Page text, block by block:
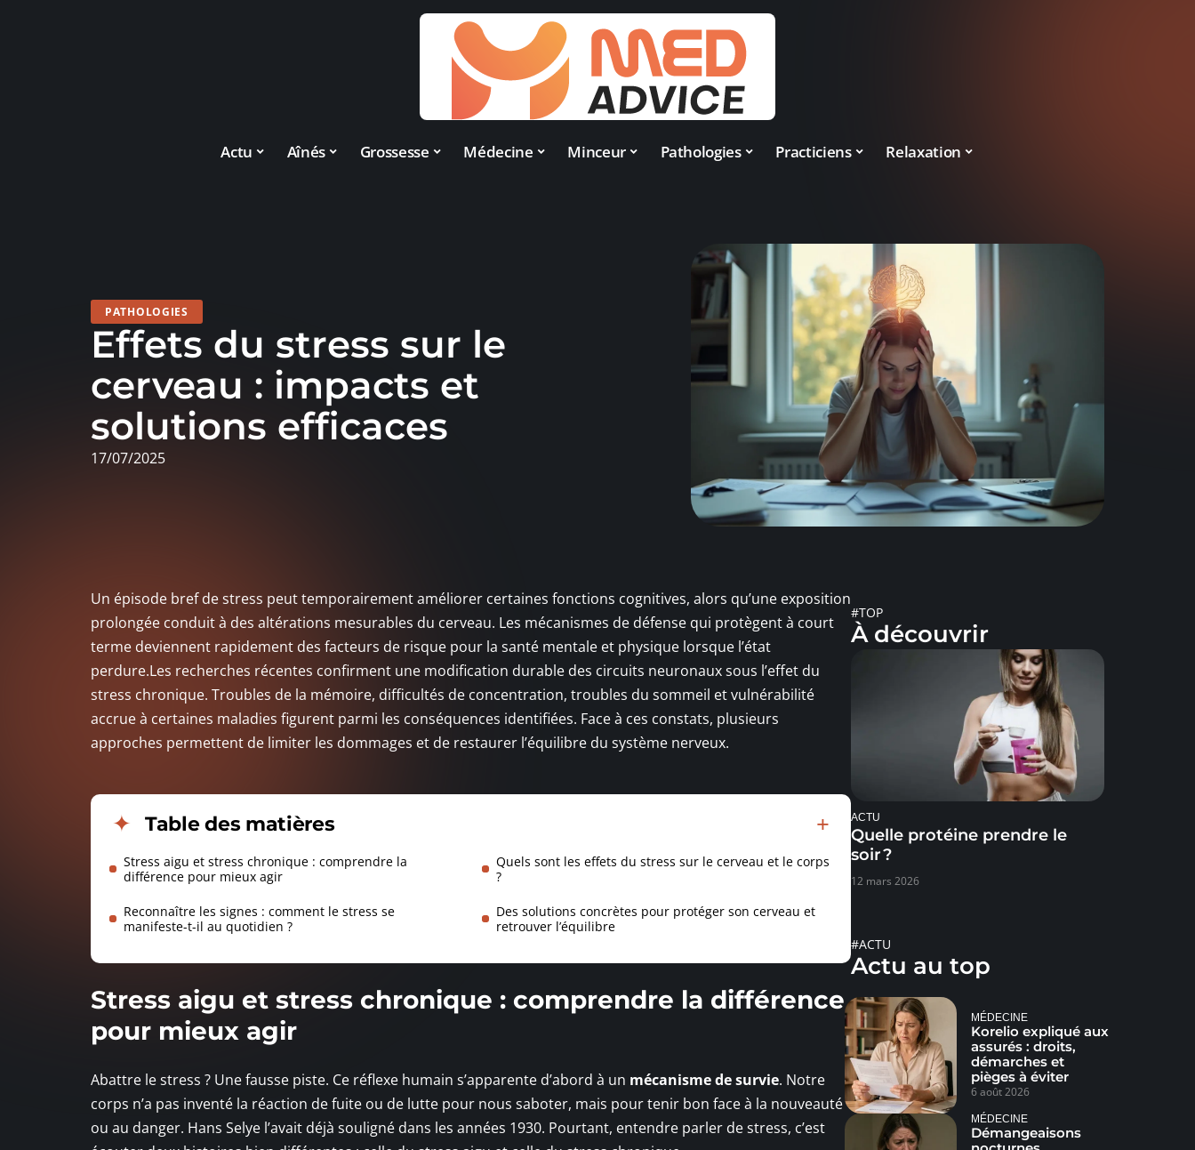
Actu Aînés Grossesse Médecine Minceur Pathologies Practiciens Relaxation
PATHOLOGIES
Effets du stress sur le
cerveau : impacts et
solutions efficaces
17/07/2025
Un épisode bref de stress peut temporairement améliorer certaines fonctions cognitives, alors qu’une exposition
prolongée conduit à des altérations mesurables du cerveau. Les mécanismes de défense qui protègent à court
terme deviennent rapidement des facteurs de risque pour la santé mentale et physique lorsque l’état
perdure.Les recherches récentes confirment une modification durable des circuits neuronaux sous l’effet du
stress chronique. Troubles de la mémoire, difficultés de concentration, troubles du sommeil et vulnérabilité
accrue à certaines maladies figurent parmi les conséquences identifiées. Face à ces constats, plusieurs
approches permettent de limiter les dommages et de restaurer l’équilibre du système nerveux.
Table des matières
Stress aigu et stress chronique : comprendre la
différence pour mieux agir
Quels sont les effets du stress sur le cerveau et le corps
?
Reconnaître les signes : comment le stress se
manifeste-t-il au quotidien ?
Des solutions concrètes pour protéger son cerveau et
retrouver l’équilibre
Stress aigu et stress chronique : comprendre la différence
pour mieux agir
Abattre le stress ? Une fausse piste. Ce réflexe humain s’apparente d’abord à un mécanisme de survie. Notre
corps n’a pas inventé la réaction de fuite ou de lutte pour nous saboter, mais pour tenir bon face à la nouveauté
ou au danger. Hans Selye l’avait déjà souligné dans les années 1930. Pourtant, entendre parler de stress, c’est
#TOP
À découvrir
ACTU
Quelle protéine prendre le
soir ?
12 mars 2026
#ACTU
Actu au top
MÉDECINE
Korelio expliqué aux
assurés : droits,
démarches et
pièges à éviter
6 août 2026
MÉDECINE
Démangeaisons